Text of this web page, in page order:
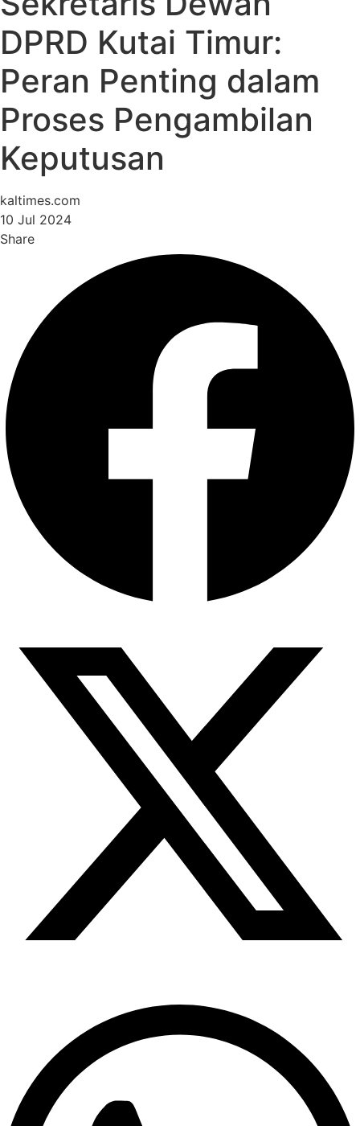
DPRD Kutai Timur:
Peran Penting dalam
Proses Pengambilan
Keputusan
kaltimes.com
10 Jul 2024
Share